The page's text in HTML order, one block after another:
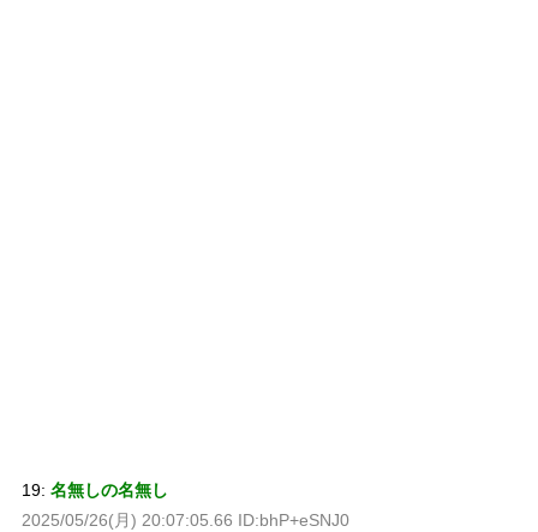
19: 名無しの名無し
2025/05/26(月) 20:07:05.66 ID:bhP+eSNJ0